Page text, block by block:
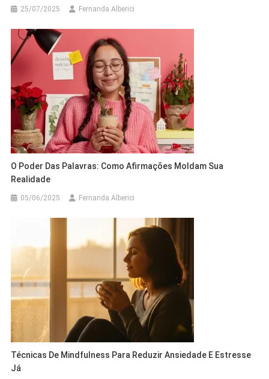
25/07/2025 Fernanda Alberici
O Poder Das Palavras: Como Afirmações Moldam Sua
Realidade
05/06/2025 Fernanda Alberici
Técnicas De Mindfulness Para Reduzir Ansiedade E Estresse
Já